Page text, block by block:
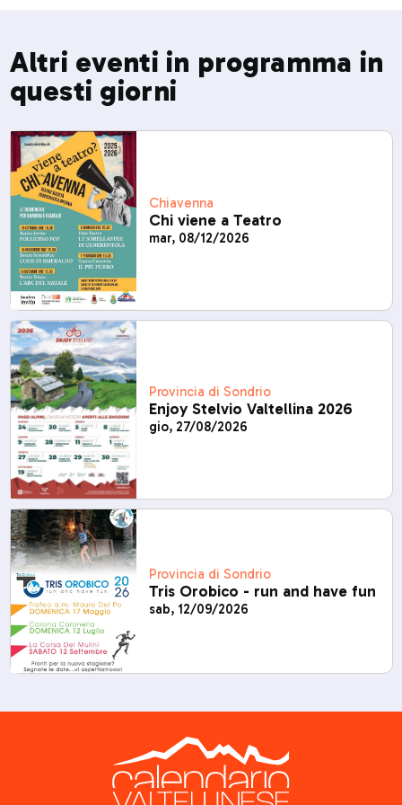
Altri eventi in programma in
questi giorni
Chiavenna
Chi viene a Teatro
mar, 08/12/2026
Provincia di Sondrio
Enjoy Stelvio Valtellina 2026
gio, 27/08/2026
Provincia di Sondrio
Tris Orobico - run and have fun
sab, 12/09/2026